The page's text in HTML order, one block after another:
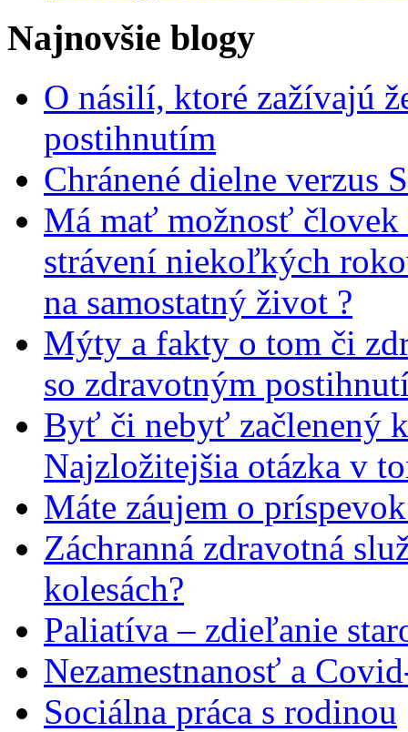
Najnovšie blogy
O násilí, ktoré zažívajú
postihnutím
Chránené dielne verzus
Má mať možnosť
strávení niekoľkých
na samostatný život ?
Mýty a fakty o tom či
so zdravotným
Byť či nebyť začlenený
Najzložitejšia otázka v
Máte záujem o
Záchranná zdravotná
kolesách?
Paliatíva – zdieľanie
Nezamestnanosť a
Sociálna práca s rodinou